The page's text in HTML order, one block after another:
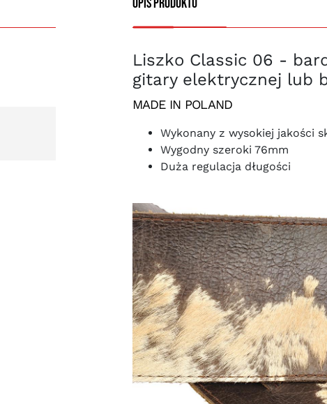
Opis produktu
Liszko Classic 06 -
gitary elektrycznej lub
MADE IN POLAND
Wykonany z wysokiej jakości
Wygodny szeroki 76mm
Duża regulacja długości